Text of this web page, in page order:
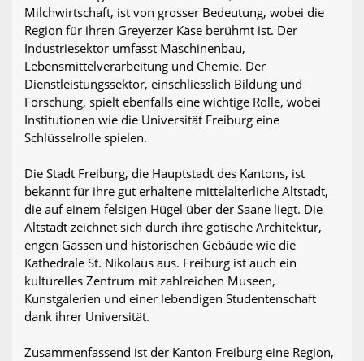
Milchwirtschaft, ist von grosser Bedeutung, wobei die
Region für ihren Greyerzer Käse berühmt ist. Der
Industriesektor umfasst Maschinenbau,
Lebensmittelverarbeitung und Chemie. Der
Dienstleistungssektor, einschliesslich Bildung und
Forschung, spielt ebenfalls eine wichtige Rolle, wobei
Institutionen wie die Universität Freiburg eine
Schlüsselrolle spielen.
Die Stadt Freiburg, die Hauptstadt des Kantons, ist
bekannt für ihre gut erhaltene mittelalterliche Altstadt,
die auf einem felsigen Hügel über der Saane liegt. Die
Altstadt zeichnet sich durch ihre gotische Architektur,
engen Gassen und historischen Gebäude wie die
Kathedrale St. Nikolaus aus. Freiburg ist auch ein
kulturelles Zentrum mit zahlreichen Museen,
Kunstgalerien und einer lebendigen Studentenschaft
dank ihrer Universität.
Zusammenfassend ist der Kanton Freiburg eine Region,